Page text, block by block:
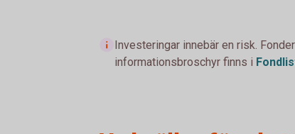
Investeringar innebär en risk.
informationsbroschyr finns i